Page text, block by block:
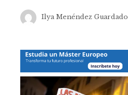
Ilya Menéndez Guardado